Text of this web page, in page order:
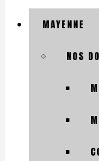
MAYENNE
NOS